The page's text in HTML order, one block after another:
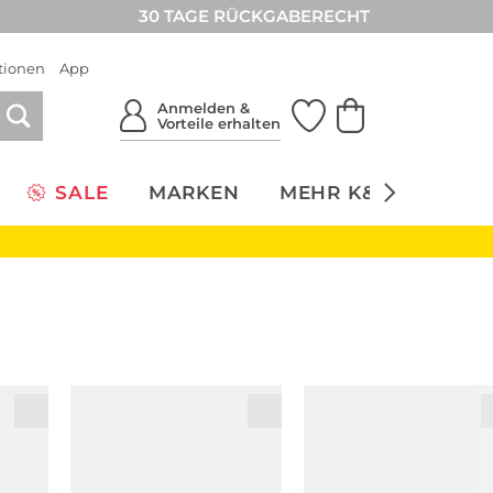
30 TAGE RÜCKGABERECHT
App
Anmelden &
Vorteile erhalten
SALE MARKEN MEHR K&Ö